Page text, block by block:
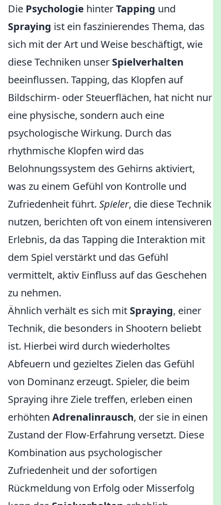
Die Psychologie hinterTapping und
Spraying ist ein faszinierendes Thema, das
sich mit der Art und Weise beschäftigt, wie
diese Techniken unser Spielverhalten
beeinflussen. Tapping, das Klopfen auf
Bildschirm- oder Steuerflächen, hat nicht nur
eine physische, sondern auch eine
psychologische Wirkung. Durch das
rhythmische Klopfen wird das
Belohnungssystem des Gehirns aktiviert,
was zu einem Gefühl von Kontrolle und
Zufriedenheit führt. Spieler, die diese Technik
nutzen, berichten oft von einem intensiveren
Erlebnis, da das Tapping die Interaktion mit
dem Spiel verstärkt und das Gefühl
vermittelt, aktiv Einfluss auf das Geschehen
zu nehmen.
Ähnlich verhält es sich mit Spraying, einer
Technik, die besonders in Shootern beliebt
ist. Hierbei wird durch wiederholtes
Abfeuern und gezieltes Zielen das Gefühl
von Dominanz erzeugt. Spieler, die beim
Spraying ihre Ziele treffen, erleben einen
erhöhten Adrenalinrausch, der sie in einen
Zustand der Flow-Erfahrung versetzt. Diese
Kombination aus psychologischer
Zufriedenheit und der sofortigen
Rückmeldung von Erfolg oder Misserfolg